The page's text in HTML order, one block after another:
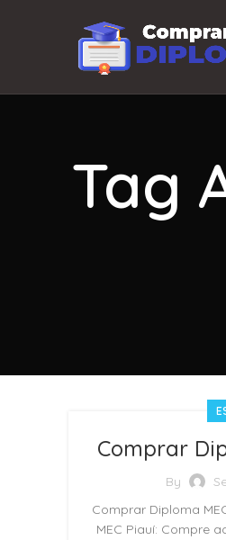
Tag
Comprar
By
Comprar Diploma
MEC Piauí: Compre